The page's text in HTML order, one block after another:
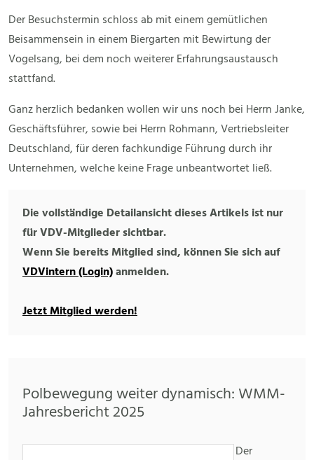
Der Besuchstermin schloss ab mit einem gemütlichen
Beisammensein in einem Biergarten mit Bewirtung der
Vogelsang, bei dem noch weiterer Erfahrungsaustausch
stattfand.
Ganz herzlich bedanken wollen wir uns noch bei Herrn Janke,
Geschäftsführer, sowie bei Herrn Rohmann, Vertriebsleiter
Deutschland, für deren fachkundige Führung durch ihr
Unternehmen, welche keine Frage unbeantwortet ließ.
Die vollständige Detailansicht dieses Artikels ist nur
für VDV-Mitglieder sichtbar.
Wenn Sie bereits Mitglied sind, können Sie sich auf
VDVintern (Login)anmelden.
Jetzt Mitglied werden!
Polbewegung weiter dynamisch: WMM-
Jahresbericht 2025
Der